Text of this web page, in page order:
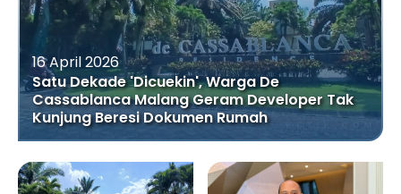
16 April 2026
Satu Dekade 'Dicuekin', Warga De
Cassablanca Malang Geram Developer Tak
Kunjung Beresi Dokumen Rumah